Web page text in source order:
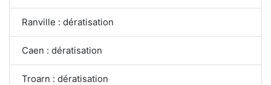
Ranville : dératisation
Caen : dératisation
Troarn : dératisation